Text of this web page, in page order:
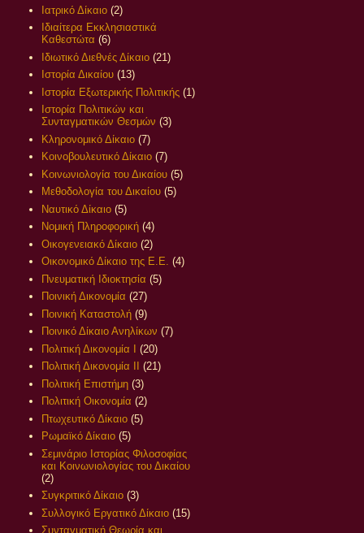
Ιατρικό Δίκαιο (2)
Ιδιαίτερα Εκκλησιαστικά
Καθεστώτα (6)
Ιδιωτικό Διεθνές Δίκαιο (21)
Ιστορία Δικαίου (13)
Ιστορία Εξωτερικής Πολιτικής (1)
Ιστορία Πολιτικών και
Συνταγματικών Θεσμών (3)
Κληρονομικό Δίκαιο (7)
Κοινοβουλευτικό Δίκαιο (7)
Κοινωνιολογία του Δικαίου (5)
Μεθοδολογία του Δικαίου (5)
Ναυτικό Δίκαιο (5)
Νομική Πληροφορική (4)
Οικογενειακό Δίκαιο (2)
Οικονομικό Δίκαιο της Ε.Ε. (4)
Πνευματική Ιδιοκτησία (5)
Ποινική Δικονομία (27)
Ποινική Καταστολή (9)
Ποινικό Δίκαιο Ανηλίκων (7)
Πολιτική Δικονομία Ι
(20)
Πολιτική Δικονομία ΙΙ
(21)
Πολιτική Επιστήμη (3)
Πολιτική Οικονομία (2)
Πτωχευτικό Δίκαιο (5)
Ρωμαϊκό Δίκαιο (5)
Σεμινάριο Ιστορίας Φιλοσοφίας
και Κοινωνιολογίας του Δικαίου
(2)
Συγκριτικό Δίκαιο (3)
Συλλογικό Εργατικό Δίκαιο (15)
Συνταγματική Θεωρία και